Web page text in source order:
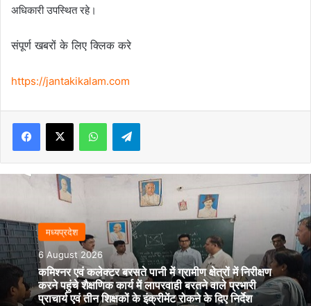
अधिकारी उपस्थित रहे।
संपूर्ण खबरों के लिए क्लिक करे
https://jantakikalam.com
Facebook
X WhatsAppTelegram
मध्यप्रदेश
6 August 2026
कमिश्नर एवं कलेक्टर बरसते पानी में ग्रामीण क्षेत्रों में निरीक्षण
करने पहुंचे शैक्षणिक कार्य में लापरवाही बरतने वाले प्रभारी
प्राचार्य एवं तीन शिक्षकों के इंक्रीमेंट रोकने के दिए निर्देश